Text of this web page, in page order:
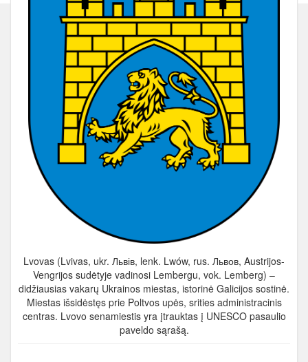
Lvovas (Lvivas, ukr. Львів, lenk. Lwów, rus. Львов, Austrijos-
Vengrijos sudėtyje vadinosi Lembergu, vok. Lemberg) –
didžiausias vakarų Ukrainos miestas, istorinė Galicijos sostinė.
Miestas išsidėstęs prie Poltvos upės, srities administracinis
centras. Lvovo senamiestis yra įtrauktas į UNESCO pasaulio
paveldo sąrašą.